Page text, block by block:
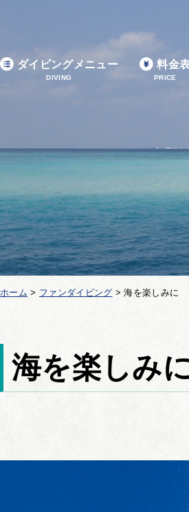
ダイビングメニュー
DIVING
料金
PRICE
ホーム > ファンダイビング >海を楽しみに
海を楽しみ